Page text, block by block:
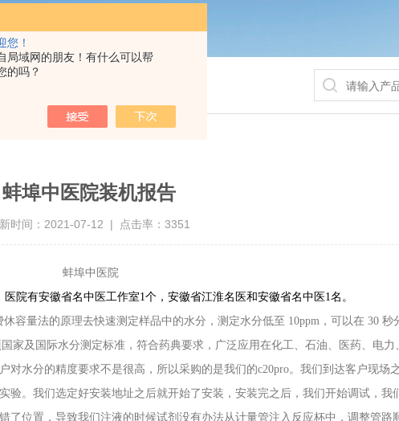
您！
局域网的朋友！有什么可以帮
的吗？
蚌埠中医院装机报告
时间：2021-07-12 | 点击率：3351
蚌埠中医院
院有安徽省名中医工作室1个，安徽省江淮名医和安徽省名中医1名。
容量法的原理去快速测定样品中的水分，测定水分低至 10ppm，可以在 30
家及国际水分测定标准，符合药典要求，广泛应用在化工、石油、医药、电
水分的精度要求不是很高，所以采购的是我们的c20pro。我们到达客户现场
。我们选定好安装地址之后就开始了安装，安装完之后，我们开始调试，
位置，导致我们注液的时候试剂没有办法从计量管注入反应杯中，调整管